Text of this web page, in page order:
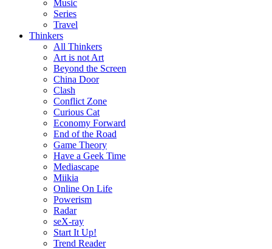
Music
Series
Travel
Thinkers
All Thinkers
Art is not Art
Beyond the Screen
China Door
Clash
Conflict Zone
Curious Cat
Economy Forward
End of the Road
Game Theory
Have a Geek Time
Mediascape
Miikia
Online On Life
Powerism
Radar
seX-ray
Start It Up!
Trend Reader